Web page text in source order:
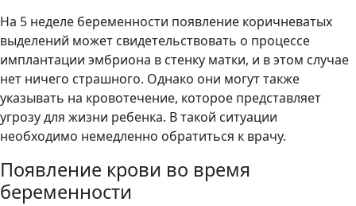
На 5 неделе беременности появление коричневатых
выделений может свидетельствовать о процессе
имплантации эмбриона в стенку матки, и в этом случае
нет ничего страшного. Однако они могут также
указывать на кровотечение, которое представляет
угрозу для жизни ребенка. В такой ситуации
необходимо немедленно обратиться к врачу.
Появление крови во время
беременности